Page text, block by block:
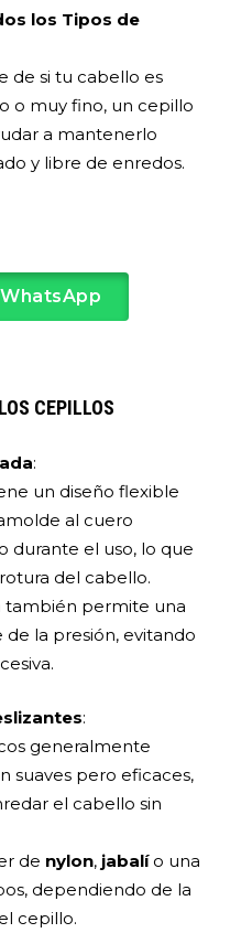
los Tipos de
de si tu cabello es
o muy fino, un cepillo
a mantenerlo
y libre de enredos.
CEPILLOS
:
un diseño flexible
al cuero
durante el uso, lo que
del cabello.
también permite una
la presión, evitando
:
generalmente
suaves pero eficaces,
el cabello sin
de nylon, jabalío una
dependiendo de la
cepillo.